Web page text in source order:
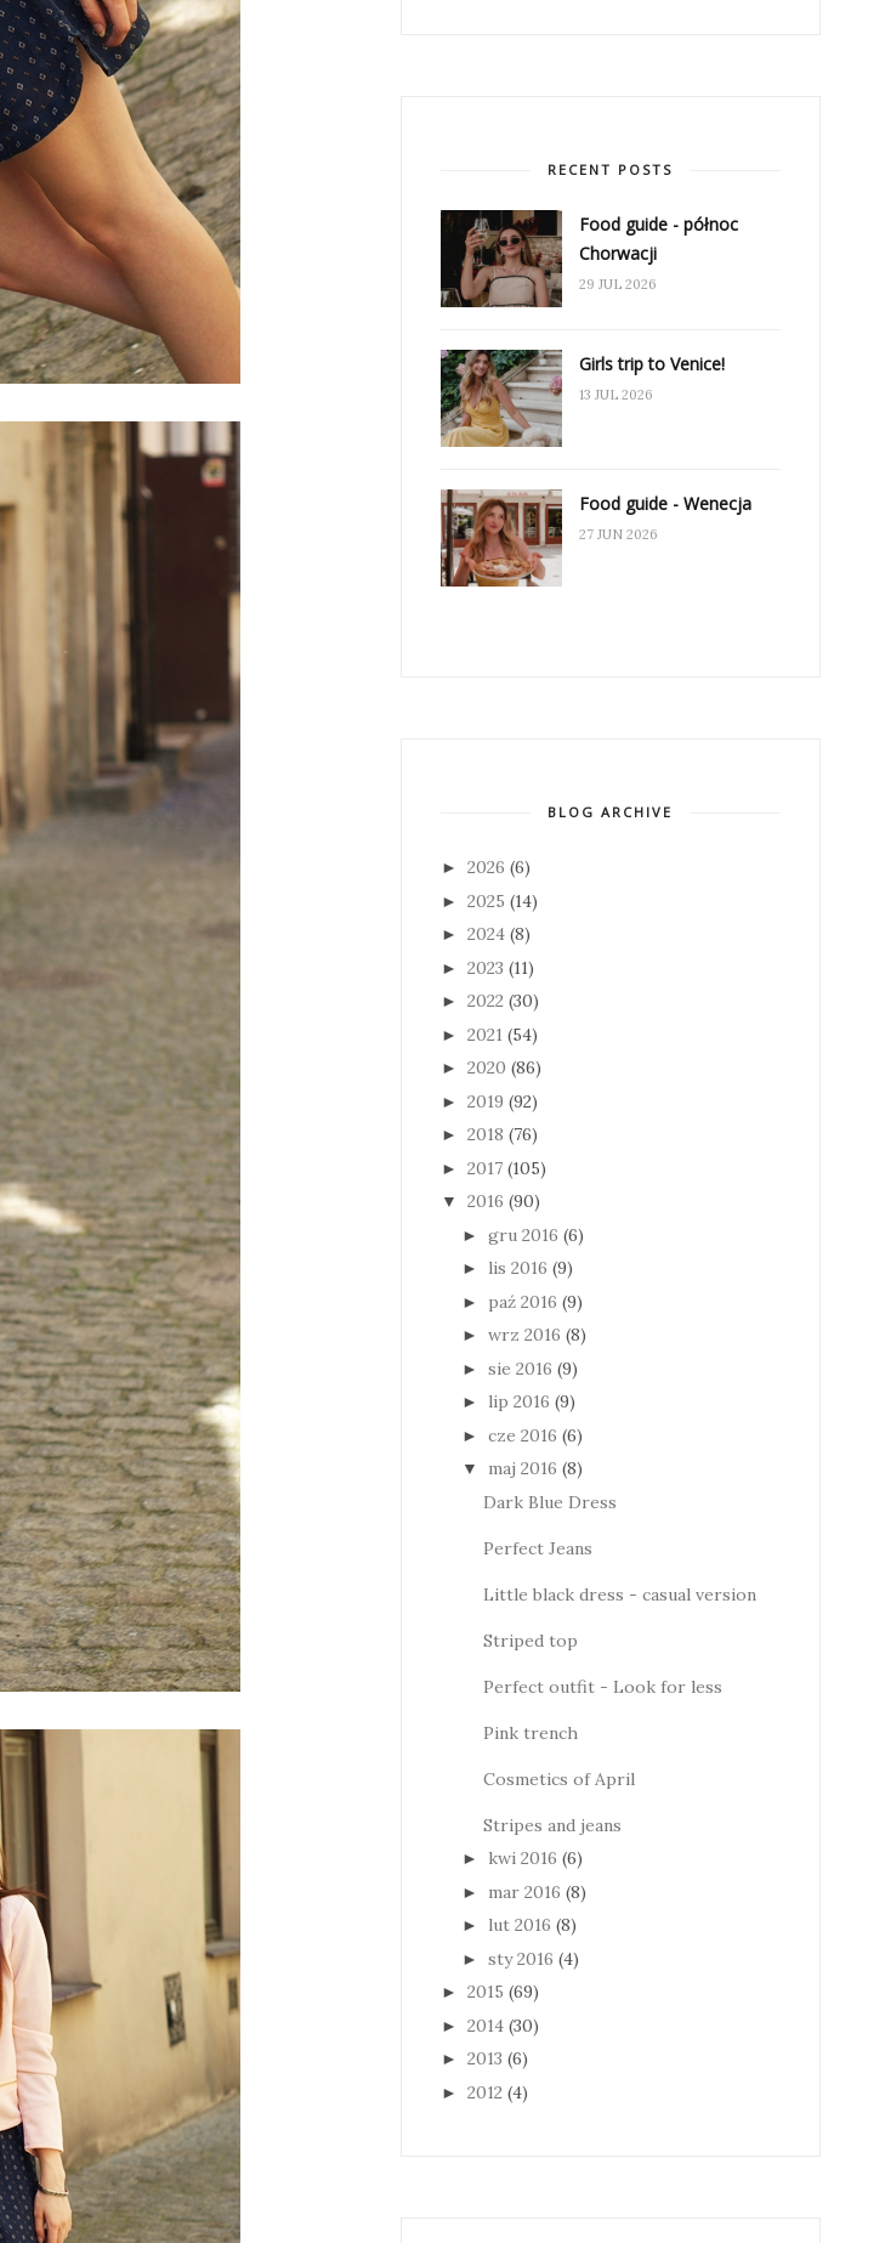
RECENT POSTS
Food guide - północ
Chorwacji
29 JUL 2026
Girls trip to Venice!
13 JUL 2026
Food guide - Wenecja
27 JUN 2026
BLOG ARCHIVE
► 2026 (6)
► 2025 (14)
► 2024 (8)
► 2023 (11)
► 2022 (30)
► 2021 (54)
► 2020 (86)
► 2019 (92)
► 2018 (76)
► 2017 (105)
▼ 2016 (90)
► gru 2016 (6)
► lis 2016 (9)
► paź 2016 (9)
► wrz 2016 (8)
► sie 2016 (9)
► lip 2016 (9)
► cze 2016 (6)
▼ maj 2016 (8)
Dark Blue Dress
Perfect Jeans
Little black dress - casual version
Striped top
Perfect outfit - Look for less
Pink trench
Cosmetics of April
Stripes and jeans
► kwi 2016 (6)
► mar 2016 (8)
► lut 2016 (8)
► sty 2016 (4)
► 2015 (69)
► 2014 (30)
► 2013 (6)
► 2012 (4)